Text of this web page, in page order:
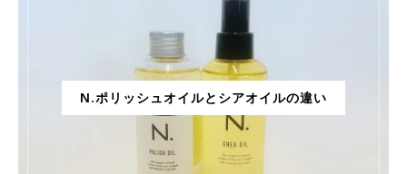
N.ポリッシュオイルとシアオイルの違い